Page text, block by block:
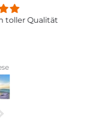
toller Qualität